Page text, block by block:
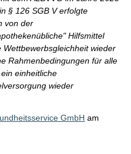
§ 126 SGB V erfolgte
von der
Hilfsmittel
wieder
Rahmenbedingungen für alle
einheitliche
wieder
GmbH am